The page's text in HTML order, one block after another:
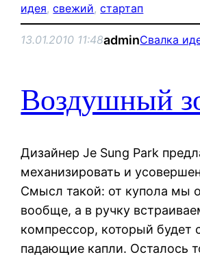
идея, свежий, стартап
13.01.2010 11:48adminСвалка
Воздушный
Дизайнер Je Sung Park
механизировать и
Смысл такой: от купола мы
вообще, а в ручку
компрессор, который будет
падающие капли. Осталось